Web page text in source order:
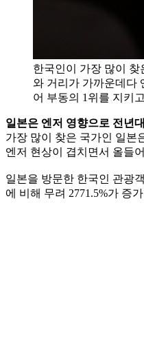
한국인이 가장 많이
와 거리가 가까운데다
어 부동의 1위를 지키
일본은 엔저 영향으로 전년
가장 많이 찾은 국가인 일본
엔저 현상이 겹치면서 올들
일본을 방문한 한국인 관광
에 비해 무려 2771.5%가 증